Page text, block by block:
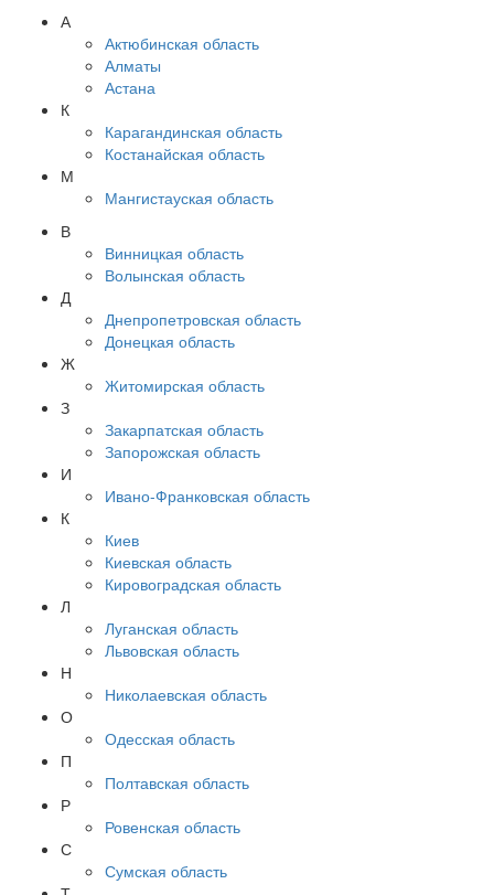
А
Актюбинская область
Алматы
Астана
К
Карагандинская область
Костанайская область
М
Мангистауская область
В
Винницкая область
Волынская область
Д
Днепропетровская область
Донецкая область
Ж
Житомирская область
З
Закарпатская область
Запорожская область
И
Ивано-Франковская область
К
Киев
Киевская область
Кировоградская область
Л
Луганская область
Львовская область
Н
Николаевская область
О
Одесская область
П
Полтавская область
Р
Ровенская область
С
Сумская область